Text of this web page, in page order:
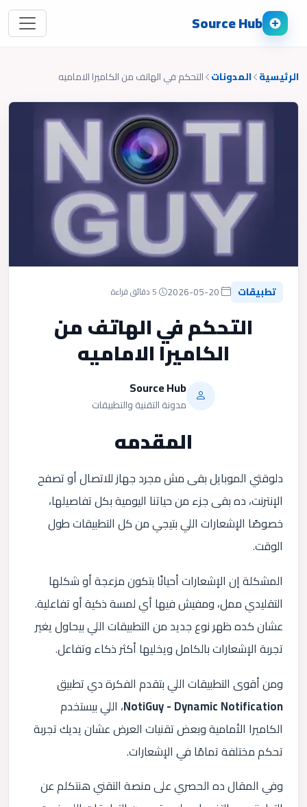
Source Hub
الرئيسية المدونات التحكم في الهاتف من الكاميرا الاماميه
تطبيقات
التحكم في الهاتف من
الكاميرا الاماميه
Source Hub
مدونة التقنية والتطبيقات
المقدمه
دلوقتي الموبايل بقى مش مجرد جهاز للاتصال أو تصفح
الإنترنت، ده بقى جزء من حياتنا اليومية بكل تفاصيلها،
خصوصًا الإشعارات اللي بتيجي من كل التطبيقات طول
الوقت.
المشكلة إن الإشعارات أحيانًا بتكون مزعجة أو شكلها
التقليدي ممل، ومفيش فيها أي لمسة ذكية أو تفاعلية.
عشان كده ظهر نوع جديد من التطبيقات اللي بيحاول يغير
تجربة الإشعارات بالكامل ويخليها أكثر ذكاء وتفاعل.
ومن أقوى التطبيقات اللي بتقدم الفكرة دي تطبيق
NotiGuy - Dynamic Notification، اللي بيستخدم
الكاميرا الأمامية وبعض تقنيات العرض عشان يديك تجربة
تحكم مختلفة تمامًا في الإشعارات.
وفي المقال ده الحصري على منصة التقني هنتكلم عن